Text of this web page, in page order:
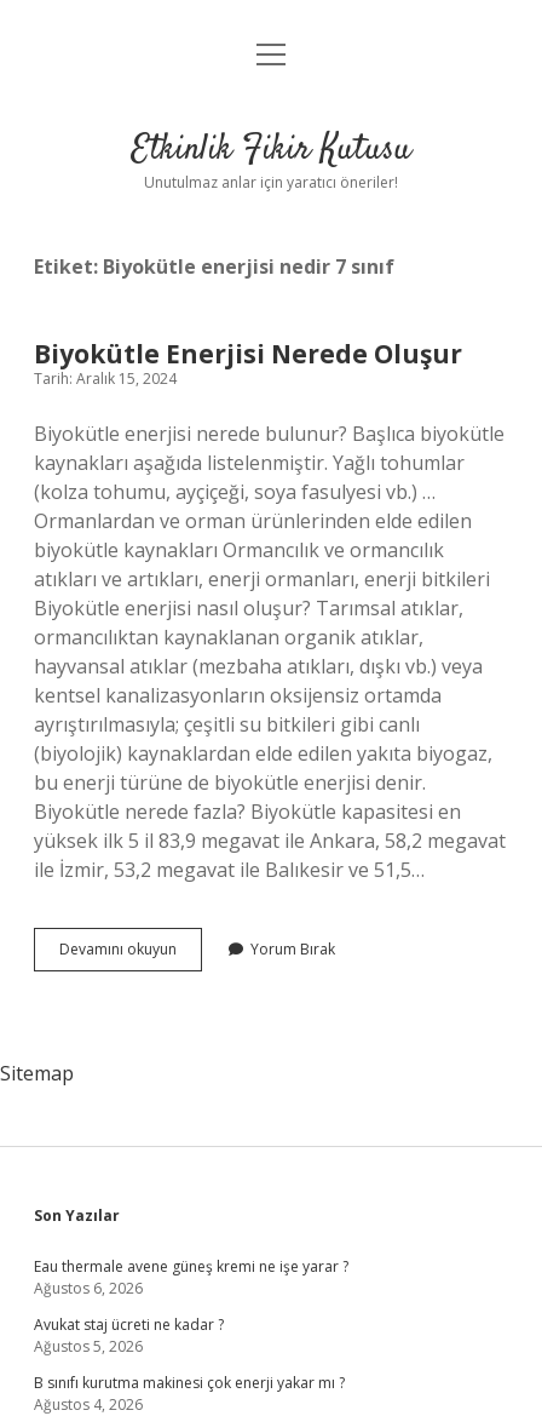
Anasayfa
Yasal Uyarı
menüyü
Etkinlik Fikir Kutusu
Unutulmaz anlar için yaratıcı öneriler!
Etiket: Biyokütle enerjisi nedir 7 sınıf
Biyokütle Enerjisi Nerede Oluşur
Tarih: Aralık 15, 2024
Biyokütle enerjisi nerede bulunur? Başlıca biyokütle
kaynakları aşağıda listelenmiştir. Yağlı tohumlar
(kolza tohumu, ayçiçeği, soya fasulyesi vb.) …
Ormanlardan ve orman ürünlerinden elde edilen
biyokütle kaynakları Ormancılık ve ormancılık
atıkları ve artıkları, enerji ormanları, enerji bitkileri
Biyokütle enerjisi nasıl oluşur? Tarımsal atıklar,
ormancılıktan kaynaklanan organik atıklar,
hayvansal atıklar (mezbaha atıkları, dışkı vb.) veya
kentsel kanalizasyonların oksijensiz ortamda
ayrıştırılmasıyla; çeşitli su bitkileri gibi canlı
(biyolojik) kaynaklardan elde edilen yakıta biyogaz,
bu enerji türüne de biyokütle enerjisi denir.
Biyokütle nerede fazla? Biyokütle kapasitesi en
yüksek ilk 5 il 83,9 megavat ile Ankara, 58,2 megavat
ile İzmir, 53,2 megavat ile Balıkesir ve 51,5…
Devamını okuyun Biyokütle
Enerjisi
Yorum Bırak
Sitemap
Sidebar
Son Yazılar
Eau thermale avene güneş kremi ne işe yarar ?
Ağustos 6, 2026
Avukat staj ücreti ne kadar ?
Ağustos 5, 2026
B sınıfı kurutma makinesi çok enerji yakar mı ?
Ağustos 4, 2026